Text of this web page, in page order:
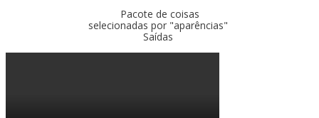
Pacote de coisas
selecionadas por "aparências"
Saídas